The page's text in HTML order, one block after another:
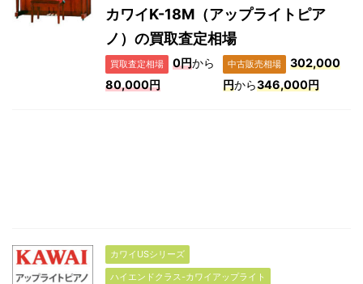
カワイK-18M（アップライトピア
ノ）の買取査定相場
買取査定相場 0円から
80,000円
中古販売相場
302,000
円から346,000円
カワイUSシリーズ
ハイエンドクラス-カワイアップライト